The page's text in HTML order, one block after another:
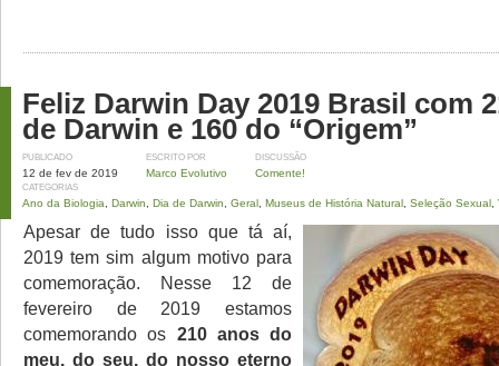
Feliz Darwin Day 2019 Brasil com
de Darwin e 160 do “Origem”
PUBLICADO
12 de fev de 2019
ESCRITO POR
Marco Evolutivo
DISCUSSÃO
Comente!
CATEGORIAS
Ano da Biologia Darwin Dia de Darwin Geral Museus de História Natural Seleção Sexual
Apesar de tudo isso que tá aí,
2019 tem sim algum motivo para
comemoração. Nesse 12 de
fevereiro de 2019 estamos
comemorando os 210 anos do
meu, do seu, do nosso eterno